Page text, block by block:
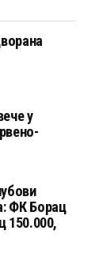
у
ФК Борац
150.000,